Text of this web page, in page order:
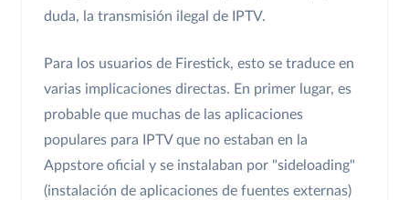
duda, la transmisión ilegal de IPTV.
Para los usuarios de Firestick, esto se traduce en
varias implicaciones directas. En primer lugar, es
probable que muchas de las aplicaciones
populares para IPTV que no estaban en la
Appstore oficial y se instalaban por "sideloading"
(instalación de aplicaciones de fuentes externas)